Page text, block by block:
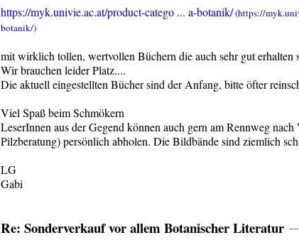
https://myk.univie.ac.at/product-catego ... a-botanik/
mit wirklich tollen, wertvollen Büchern die auch sehr gut erhalten
Wir brauchen leider Platz....
Die aktuell eingestellten Bücher sind der Anfang, bitte öfter
Viel Spaß beim Schmökern
LeserInnen aus der Gegend können auch gern am Rennweg
Pilzberatung) persönlich abholen. Die Bildbände sind ziemlich
LG
Gabi
Re: Sonderverkauf vor allem Botanischer Literatur